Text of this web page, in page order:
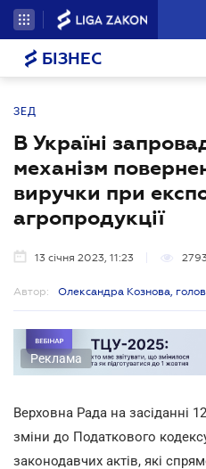
БІЗНЕС
ЗЕД
В Україні
механізм
виручки при
агропродукції
13 січня 2023, 11:23 2793
Автор: Олександра Кознова,
Реклама
Верховна Рада на засіданні
зміни до Податкового
законодавчих актів, які